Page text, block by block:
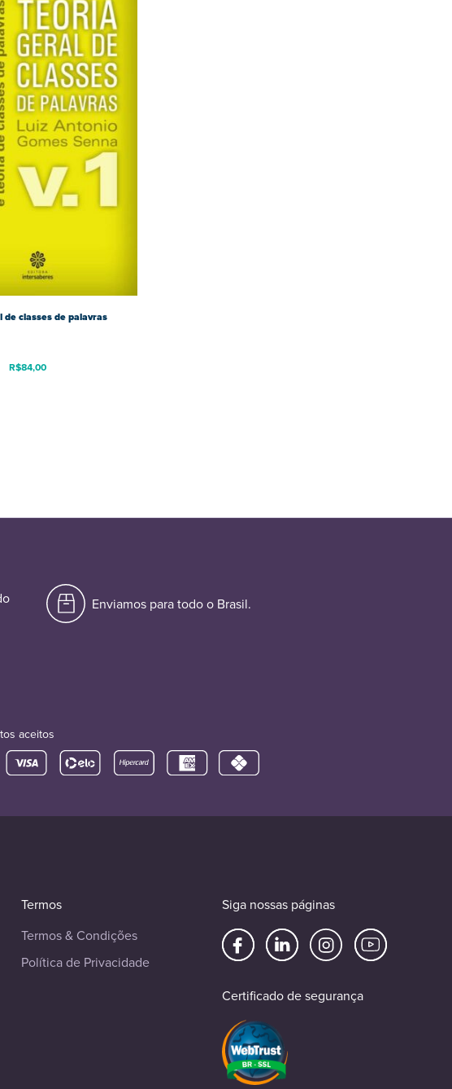
de classes de palavras
R$84,00
Enviamos para todo o Brasil.
aceitos
Termos
Termos & Condições
Política de Privacidade
Siga nossas páginas
Certificado de segurança